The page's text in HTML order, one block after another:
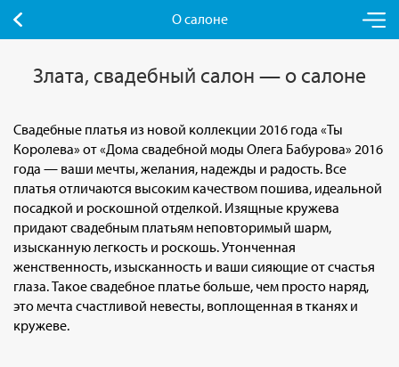
О салоне
Злата, свадебный салон — о салоне
Свадебные платья из новой коллекции 2016 года «Ты
Королева» от «Дома свадебной моды Олега Бабурова» 2016
года — ваши мечты, желания, надежды и радость. Все
платья отличаются высоким качеством пошива, идеальной
посадкой и роскошной отделкой. Изящные кружева
придают свадебным платьям неповторимый шарм,
изысканную легкость и роскошь. Утонченная
женственность, изысканность и ваши сияющие от счастья
глаза. Такое свадебное платье больше, чем просто наряд,
это мечта счастливой невесты, воплощенная в тканях и
кружеве.